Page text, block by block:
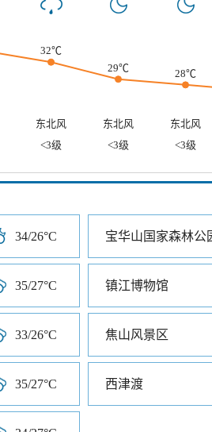
32℃
29℃
28℃
东北风 东北风 东北风
<3级 <3级 <3级
34/26°C 宝华山国家森林公
35/27°C 镇江博物馆
33/26°C 焦山风景区
35/27°C 西津渡